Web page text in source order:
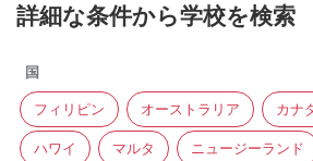
詳細な条件から学校を検索
国
フィリピン オーストラリア カナ
ハワイ マルタ ニュージーランド